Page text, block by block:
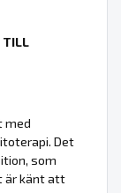
TILL
med
Det
som
är känt att